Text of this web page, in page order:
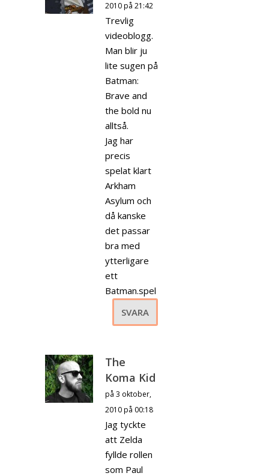
2010 på 21:42
Trevlig
videoblogg.
Man blir ju
lite sugen på
Batman:
Brave and
the bold nu
alltså.
Jag har
precis
spelat klart
Arkham
Asylum och
då kanske
det passar
bra med
ytterligare
ett
Batman.spel
SVARA
The
Koma Kid
på 3 oktober,
2010 på 00:18
Jag tyckte
att Zelda
fyllde rollen
som Paul